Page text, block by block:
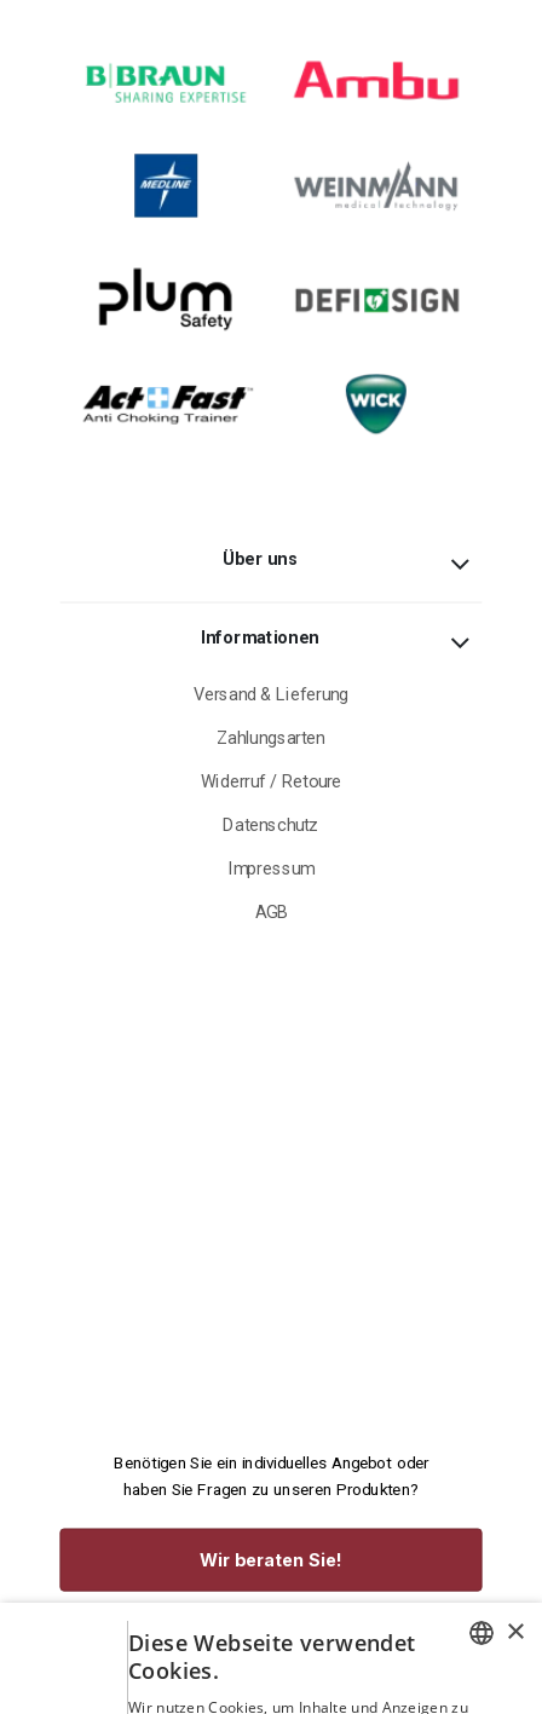
Über uns
Informationen
Versand & Lieferung
Zahlungsarten
Widerruf / Retoure
Datenschutz
Impressum
AGB
Benötigen Sie ein individuelles Angebot oder
haben Sie Fragen zu unseren Produkten?
Wir beraten Sie!
service@rennecke-medic.com +49 1573 933272 ×
Diese Webseite verwendet
Cookies.
Wir nutzen Cookies, um Inhalte und Anzeigen zu